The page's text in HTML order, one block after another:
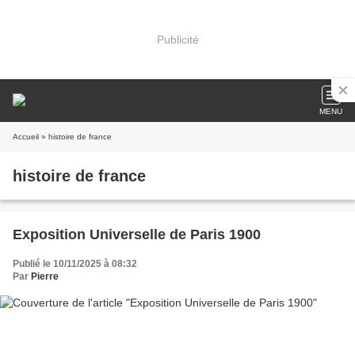
Publicité
MENU
Accueil » histoire de france
histoire de france
Exposition Universelle de Paris 1900
Publié le 10/11/2025 à 08:32
Par Pierre